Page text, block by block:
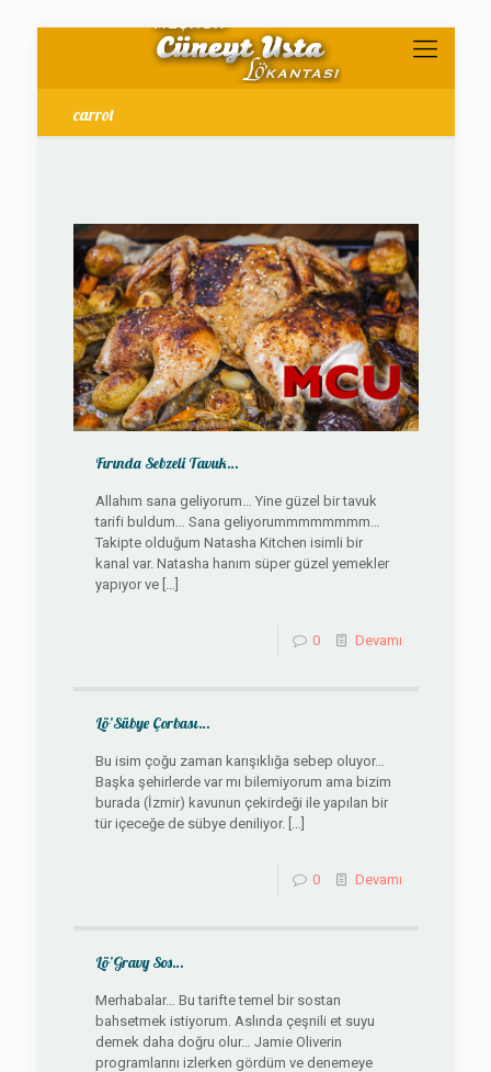
carrot
Fırında Sebzeli Tavuk…
Allahım sana geliyorum… Yine güzel bir tavuk
tarifi buldum… Sana geliyorummmmmmmm…
Takipte olduğum Natasha Kitchen isimli bir
kanal var. Natasha hanım süper güzel yemekler
yapıyor ve[…]
0 Devamı
Lö’Sübye Çorbası…
Bu isim çoğu zaman karışıklığa sebep oluyor…
Başka şehirlerde var mı bilemiyorum ama bizim
burada (İzmir) kavunun çekirdeği ile yapılan bir
tür içeceğe de sübye deniliyor.[…]
0 Devamı
Lö’Gravy Sos…
Merhabalar… Bu tarifte temel bir sostan
bahsetmek istiyorum. Aslında çeşnili et suyu
demek daha doğru olur… Jamie Oliverin
programlarını izlerken gördüm ve denemeye